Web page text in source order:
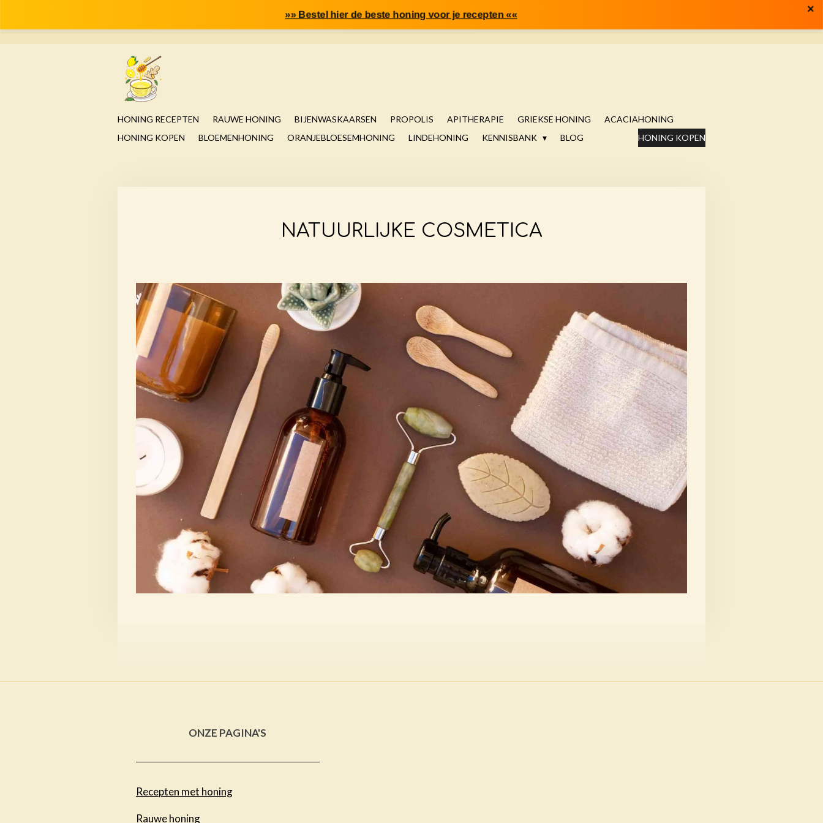
»» Bestel hier de beste honing voor je recepten ««
direct
HONING RECEPTEN RAUWE HONING BIJENWASKAARSEN PROPOLIS APITHERAPIE GRIEKSE HONING
ACACIAHONING
HONING KOPEN
BLOEMENHONING ORANJEBLOESEMHONING LINDEHONING KENNISBANK BLOG HONING KOPEN
NATUURLIJKE COSMETICA
ONZE PAGINA'S
Recepten met honing
Rauwe honing